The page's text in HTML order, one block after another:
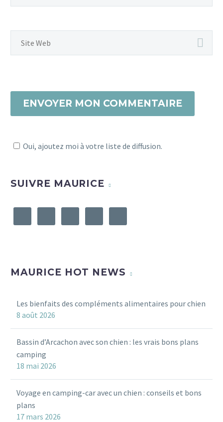
ENVOYER MON COMMENTAIRE
Oui, ajoutez moi à votre liste de diffusion.
SUIVRE MAURICE
MAURICE HOT NEWS
Les bienfaits des compléments alimentaires pour chien
8 août 2026
Bassin d’Arcachon avec son chien : les vrais bons plans
camping
18 mai 2026
Voyage en camping-car avec un chien : conseils et bons
plans
17 mars 2026